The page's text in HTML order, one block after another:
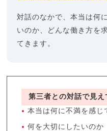
対話のなかで、本当は何
いのか、どんな働き方を
てきます。
第三者との対話で見え
本当は何に不満を感じ
何を大切にしたいのか